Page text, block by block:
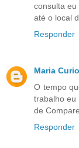
consulta
até o local
Responder
Maria
O tempo
trabalho eu
de
Responder